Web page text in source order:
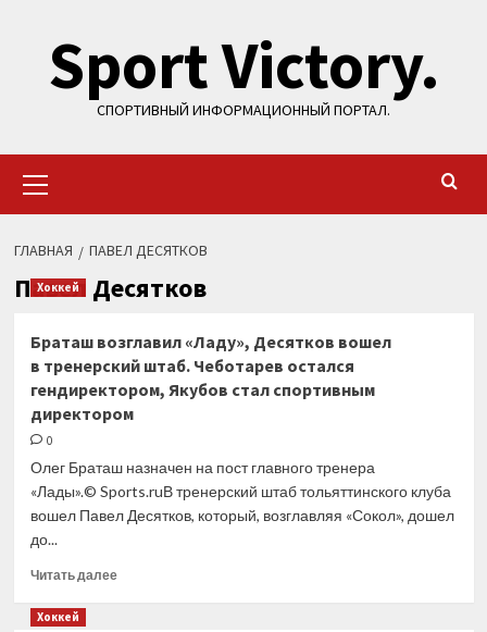
содержимому
Sport Victory.
СПОРТИВНЫЙ ИНФОРМАЦИОННЫЙ ПОРТАЛ.
меню
ГЛАВНАЯ ПАВЕЛ ДЕСЯТКОВ
Павел Десятков
Хоккей
Браташ возглавил «Ладу», Десятков вошел
в тренерский штаб. Чеботарев остался
гендиректором, Якубов стал спортивным
директором
0
Олег Браташ назначен на пост главного тренера
«Лады».© Sports.ruВ тренерский штаб тольяттинского клуба
вошел Павел Десятков, который, возглавляя «Сокол», дошел
до...
Читать далееПрочитать
Хоккей